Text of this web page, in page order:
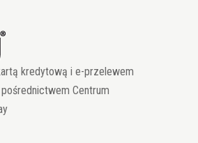
kredytową i e-przelewem
Centrum